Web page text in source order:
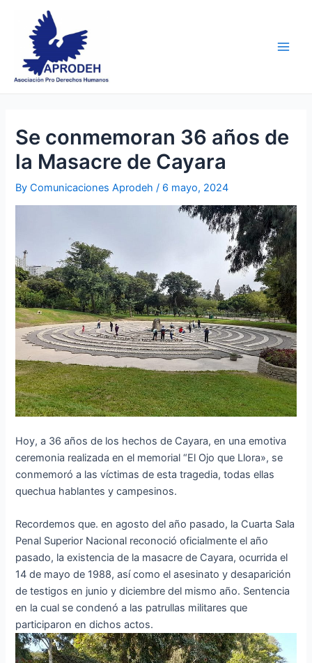
content
Se conmemoran 36 años de
la Masacre de Cayara
ByComunicaciones Aprodeh/ 6 mayo, 2024
Hoy, a 36 años de los hechos de Cayara, en una emotiva
ceremonia realizada en el memorial “El Ojo que Llora», se
conmemoró a las víctimas de esta tragedia, todas ellas
quechua hablantes y campesinos.
Recordemos que. en agosto del año pasado, la Cuarta Sala
Penal Superior Nacional reconoció oficialmente el año
pasado, la existencia de la masacre de Cayara, ocurrida el
14 de mayo de 1988, así como el asesinato y desaparición
de testigos en junio y diciembre del mismo año. Sentencia
en la cual se condenó a las patrullas militares que
participaron en dichos actos.
navigation